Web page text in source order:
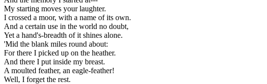
My starting moves yourlaughter.
I crossed a moor, with a name ofits own.
And a certain use in the world no doubt,
Yet a hand's-breadth ofit shines alone.
'Mid the blank miles round about:
Forthere I picked up on the heather.
And there I put inside my breast.
A moulted feather, an eagle-feather!
Well, I forget the rest.